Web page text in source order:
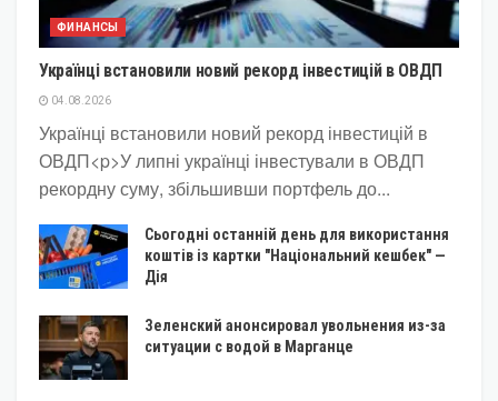
ФИНАНСЫ
Українці встановили новий рекорд інвестицій в ОВДП
04.08.2026
Українці встановили новий рекорд інвестицій в
ОВДП<p>У липні українці інвестували в ОВДП
рекордну суму, збільшивши портфель до...
Сьогодні останній день для використання
коштів із картки "Національний кешбек" —
Дія
Зеленский анонсировал увольнения из-за
ситуации с водой в Марганце